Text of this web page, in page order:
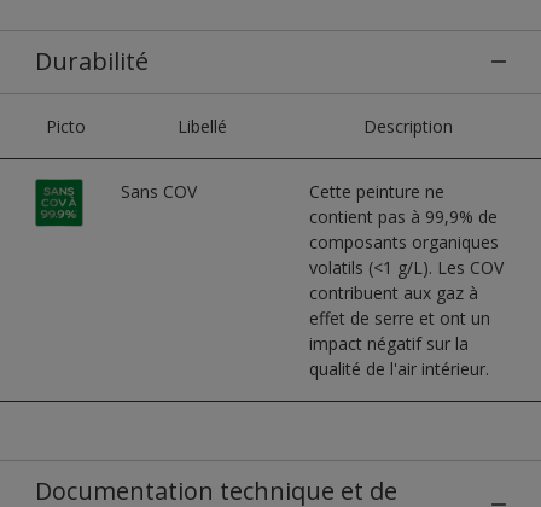
Durabilité
Picto Libellé Description
Sans COV
Cette peinture ne
contient pas à 99,9% de
composants organiques
volatils (<1 g/L). Les COV
contribuent aux gaz à
effet de serre et ont un
impact négatif sur la
qualité de l'air intérieur.
Documentation technique et de